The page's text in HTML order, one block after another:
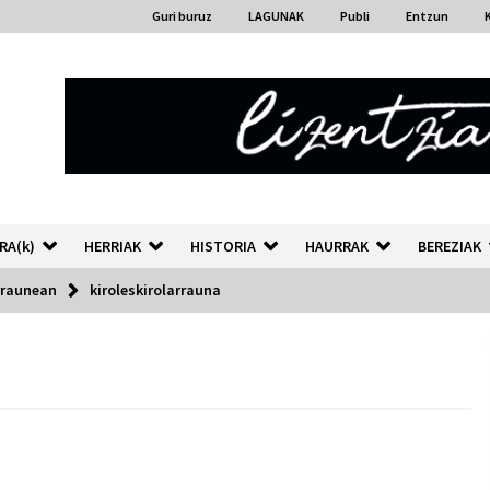
Guri buruz LAGUNAK Publi Entzun
HERRIAK HISTORIA HAURRAK BEREZIAK
kiroleskirolarrauna